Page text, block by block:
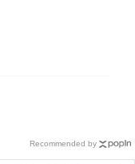
Recommended by